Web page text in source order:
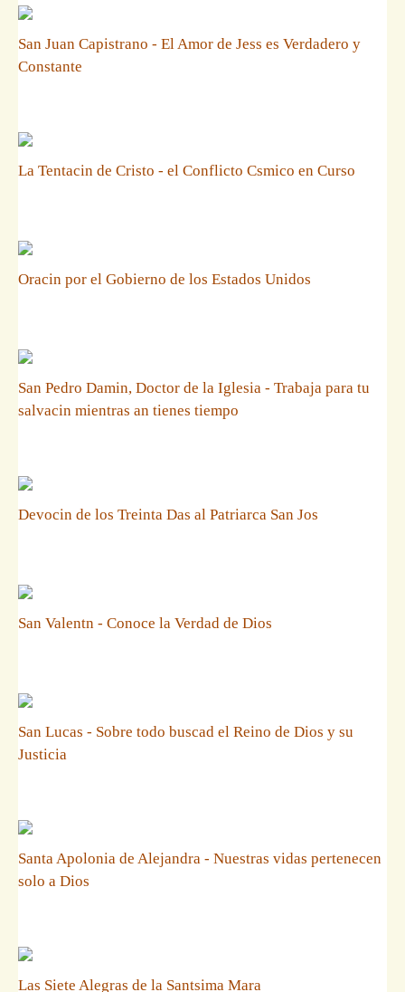
San Juan Capistrano - El Amor de Jess es Verdadero y
Constante
La Tentacin de Cristo - el Conflicto Csmico en Curso
Oracin por el Gobierno de los Estados Unidos
San Pedro Damin, Doctor de la Iglesia - Trabaja para tu
salvacin mientras an tienes tiempo
Devocin de los Treinta Das al Patriarca San Jos
San Valentn - Conoce la Verdad de Dios
San Lucas - Sobre todo buscad el Reino de Dios y su
Justicia
Santa Apolonia de Alejandra - Nuestras vidas pertenecen
solo a Dios
Las Siete Alegras de la Santsima Mara